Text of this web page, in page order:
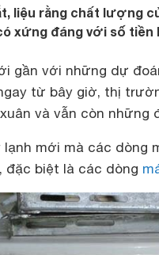
liệu rằng chất lượng
xứng đáng với số tiền
gần với những dự
từ bây giờ, thị
và vẫn còn những
lạnh mới mà các
đặc biệt là các dòng